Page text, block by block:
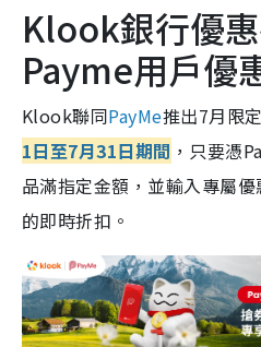
Klook銀行優
Payme用戶優
Klook聯同PayMe推出7月限
1日至7月31日期間 ，只要憑
品滿指定金額，並輸入專屬
的即時折扣。